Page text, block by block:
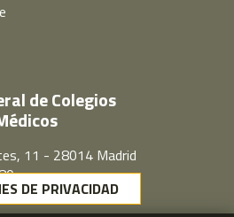
de Colegios
11 - 28014 Madrid
DE PRIVACIDAD